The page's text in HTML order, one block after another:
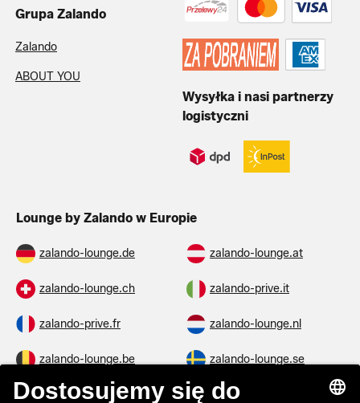
Grupa Zalando
Zalando
ABOUT YOU
Wysyłka i nasi partnerzy
logistyczni
Lounge by Zalando w Europie
zalando-lounge.de zalando-lounge.at
zalando-lounge.ch zalando-prive.it
zalando-prive.fr zalando-lounge.nl
zalando-lounge.be zalando-lounge.se
zalando-lounge.fi zalando-lounge.dk